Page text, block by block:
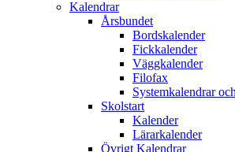
Kalendrar
Årsbundet
Bordskalender
Fickkalender
Väggkalender
Filofax
Systemkalendrar
Skolstart
Kalender
Lärarkalender
Övrigt Kalendrar